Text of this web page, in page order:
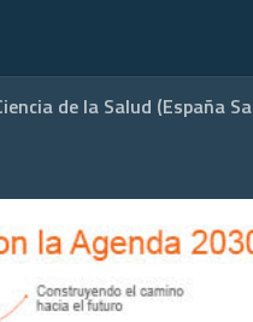
de la Salud (España